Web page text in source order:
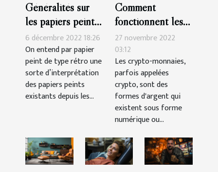
Généralités sur
les papiers peints
de type rétro
6 décembre 2022 18:26
On entend par papier
peint de type rétro une
sorte d’interprétation
des papiers peints
existants depuis les...
Comment
fonctionnent les
crypto-monnaies ?
27 novembre 2022
03:12
Les crypto-monnaies,
parfois appelées
crypto, sont des
formes d'argent qui
existent sous forme
numérique ou...